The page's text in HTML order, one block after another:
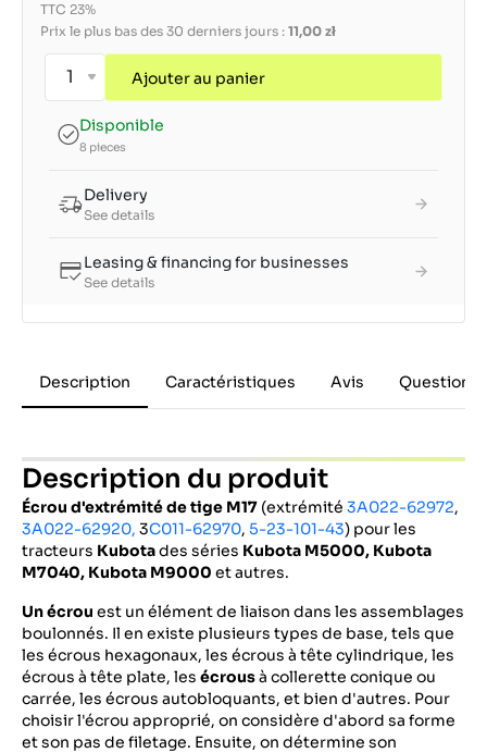
TTC 23%
Prix le plus bas des 30 derniers jours : 11,00 zł
Ajouter au panier
Disponible
8 pieces
Delivery
See details
Leasing & financing for businesses
See details
Description Caractéristiques Avis Questions
Description du produit
Écrou d'extrémité de tige M17 (extrémité 3A022-62972,
3A022-62920, 3C011-62970, 5-23-101-43) pour les
tracteurs Kubotades séries Kubota M5000, Kubota
M7040, Kubota M9000 et autres.
Un écrou est un élément de liaison dans les assemblages
boulonnés. Il en existe plusieurs types de base, tels que
les écrous hexagonaux, les écrous à tête cylindrique, les
écrous à tête plate, les écrousà collerette conique ou
carrée, les écrous autobloquants, et bien d'autres. Pour
choisir l'écrou approprié, on considère d'abord sa forme
et son pas de filetage. Ensuite, on détermine son